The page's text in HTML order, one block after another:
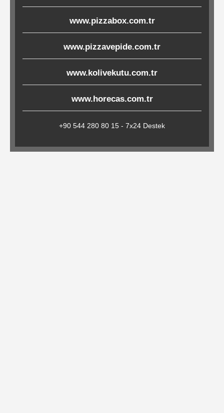
Tepsi
Altlıkları
&
Amerikan
Kağıt
www.pizzabox.com.tr
www.pizzavepide.com.tr
www.kolivekutu.com.tr
www.horecas.com.tr
+90 544 280 80 15 - 7x24 Destek